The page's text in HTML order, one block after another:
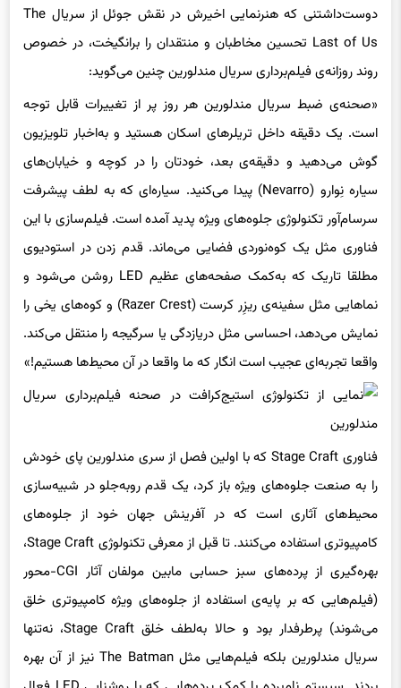
دوست‌داشتنی که هنرنمایی اخیرش در نقش جوئل از سریال The
Last of Us تحسین مخاطبان و منتقدان را برانگیخت، در خصوص
روند روزانه‌ی فیلم‌برداری سریال مندلورین چنین می‌گوید:
«صحنه‌ی ضبط سریال مندلورین هر روز پر از تغییرات قابل توجه
است. یک دقیقه داخل تریلرهای اسکان هستید و به‌اخبار تلویزیون
گوش می‌دهید و دقیقه‌ی بعد، خودتان را در کوچه و خیابان‌های
سیاره نِوارو (Nevarro) پیدا می‌کنید. سیاره‌ای که به لطف پیشرفت
سرسام‌آور تکنولوژی جلوه‌های ویژه پدید آمده است. فیلم‌سازی با این
فناوری مثل یک کوه‌نوردی فضایی می‌ماند. قدم‌ زدن در استودیوی
مطلقا تاریک که به‌کمک صفحه‌های عظیم LED روشن می‌شود و
نماهایی مثل سفینه‌ی ریزِر کرست (Razer Crest) و کوه‌های یخی را
نمایش می‌دهد، احساسی مثل دریازدگی یا سرگیجه را منتقل می‌کند.
واقعا تجربه‌ای عجیب است انگار که ما واقعا در آن محیط‌ها هستیم!»
فناوری Stage Craft که با اولین فصل از سری مندلورین پای خودش
را به صنعت جلوه‌های ویژه باز کرد، یک قدم روبه‌جلو در شبیه‌سازی
محیط‌های آثاری است که در آفرینش جهان خود از جلوه‌‌های
کامپیوتری استفاده می‌کنند. تا قبل از معرفی تکنولوژی Stage Craft،
بهره‌گیری از پرده‌های سبز حسابی مابین مولفان آثار CGI-محور
(فیلم‌هایی که بر پایه‌ی استفاده از جلوه‌های ویژه کامپیوتری خلق
می‌شوند) پرطرفدار بود و حالا به‌لطف خلق Stage Craft، نه‌تنها
سریال مندلورین بلکه فیلم‌‌هایی مثل The Batman نیز از آن بهره